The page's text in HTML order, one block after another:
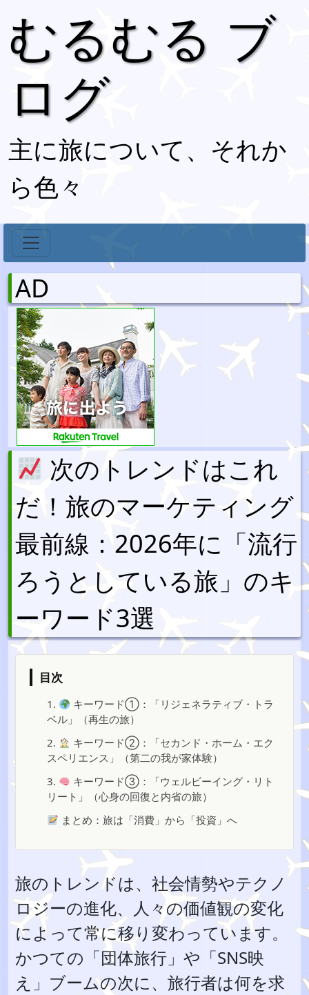
むるむる ブ
ログ
主に旅について、それか
ら色々
AD
次のトレンドはこれ
だ！旅のマーケティング
最前線：2026年に「流行
ろうとしている旅」のキ
ーワード3選
目次
1.
キーワード①：「リジェネラティブ・トラ
ベル」（再生の旅）
2.
キーワード②：「セカンド・ホーム・エク
スペリエンス」（第二の我が家体験）
3.
キーワード③：「ウェルビーイング・リト
リート」（心身の回復と内省の旅）
まとめ：旅は「消費」から「投資」へ
旅のトレンドは、社会情勢やテクノ
ロジーの進化、人々の価値観の変化
によって常に移り変わっています。
かつての「団体旅行」や「SNS映
え」ブームの次に、旅行者は何を求